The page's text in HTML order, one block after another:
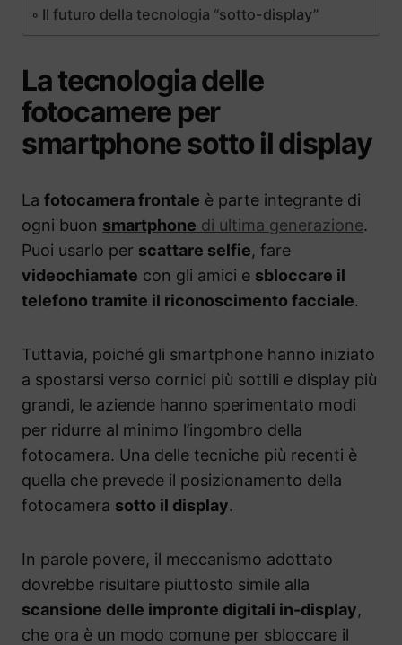
Il futuro della tecnologia “sotto-display”
La tecnologia delle
fotocamere per
smartphone sotto il display
La fotocamera frontale è parte integrante di
ogni buon smartphone di ultima generazione.
Puoi usarlo per scattare selfie, fare
videochiamate con gli amici e sbloccare il
telefono tramite il riconoscimento facciale.
Tuttavia, poiché gli smartphone hanno iniziato
a spostarsi verso cornici più sottili e display più
grandi, le aziende hanno sperimentato modi
per ridurre al minimo l’ingombro della
fotocamera. Una delle tecniche più recenti è
quella che prevede il posizionamento della
fotocamera sotto il display.
In parole povere, il meccanismo adottato
dovrebbe risultare piuttosto simile alla
scansione delle impronte digitali in-display,
che ora è un modo comune per sbloccare il